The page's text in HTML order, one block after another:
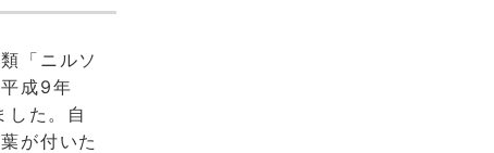
「ニルソ
成9年
した。自
が付いた